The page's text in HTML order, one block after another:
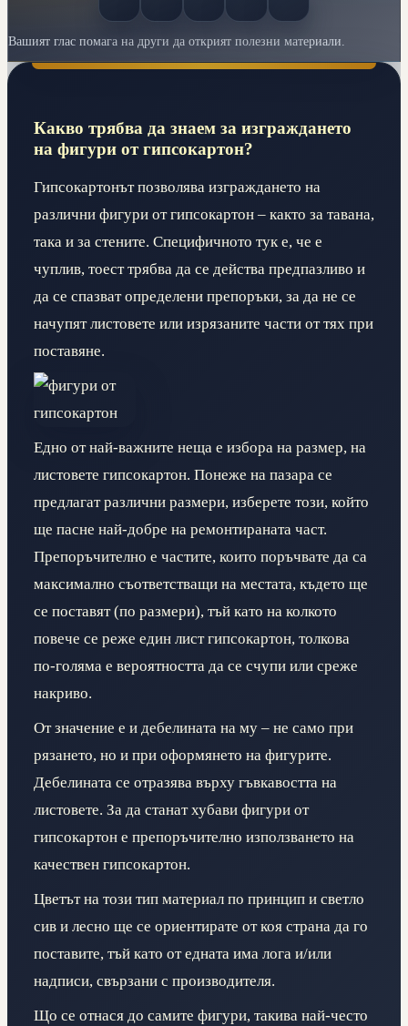
Вашият глас помага на други да открият полезни материали.
Какво трябва да знаем за изграждането
на фигури от гипсокартон?
Гипсокартонът позволява изграждането на
различни фигури от гипсокартон – както за тавана,
така и за стените. Специфичното тук е, че е
чуплив, тоест трябва да се действа предпазливо и
да се спазват определени препоръки, за да не се
начупят листовете или изрязаните части от тях при
поставяне.
Едно от най-важните неща е избора на размер, на
листовете гипсокартон. Понеже на пазара се
предлагат различни размери, изберете този, който
ще пасне най-добре на ремонтираната част.
Препоръчително е частите, които поръчвате да са
максимално съответстващи на местата, където ще
се поставят (по размери), тъй като на колкото
повече се реже един лист гипсокартон, толкова
по-голяма е вероятността да се счупи или среже
накриво.
От значение е и дебелината на му – не само при
рязането, но и при оформянето на фигурите.
Дебелината се отразява върху гъвкавостта на
листовете. За да станат хубави фигури от
гипсокартон е препоръчително използването на
качествен гипсокартон.
Цветът на този тип материал по принцип и светло
сив и лесно ще се ориентирате от коя страна да го
поставите, тъй като от едната има лога и/или
надписи, свързани с производителя.
Що се отнася до самите фигури, такива най-често